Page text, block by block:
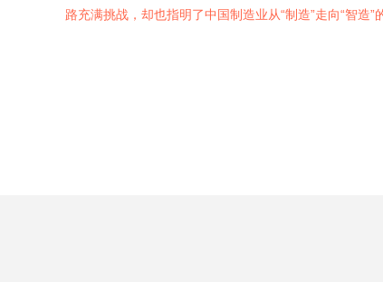
路充满挑战，却也指明了中国制造业从“制造”走向“智造”